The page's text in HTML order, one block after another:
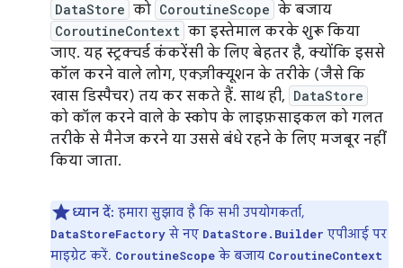
DataStore को CoroutineScope के बजाय
CoroutineContext का इस्तेमाल करके शुरू किया
जाए. यह स्ट्रक्चर्ड कंकरेंसी के लिए बेहतर है, क्योंकि इससे
कॉल करने वाले लोग, एक्ज़ीक्यूशन के तरीके (जैसे कि
खास डिस्पैचर) तय कर सकते हैं. साथ ही, DataStore
को कॉल करने वाले के स्कोप के लाइफ़साइकल को गलत
तरीके से मैनेज करने या उससे बंधे रहने के लिए मजबूर नहीं
किया जाता.
ध्यान दें: हमारा सुझाव है कि सभी उपयोगकर्ता,
DataStoreFactory से नए DataStore.Builder एपीआई पर
माइग्रेट करें. CoroutineScope के बजाय CoroutineContext